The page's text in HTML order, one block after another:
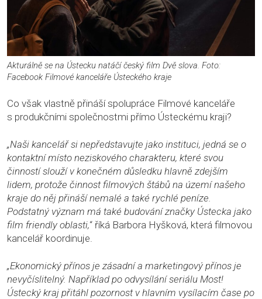
Akturálně se na Ústecku natáčí český film Dvě slova. Foto:
Facebook Filmové kanceláře Ústeckého kraje
Co však vlastně přináší spolupráce Filmové kanceláře
s produkčními společnostmi přímo Ústeckému kraji?
„Naši kancelář si nepředstavujte jako instituci, jedná se o
kontaktní místo neziskového charakteru, které svou
činností slouží v konečném důsledku hlavně zdejším
lidem, protože činnost filmových štábů na území našeho
kraje do něj přináší nemalé a také rychlé peníze.
Podstatný význam má také budování značky Ústecka jako
film friendly oblasti,“ říká Barbora Hyšková, která filmovou
kancelář koordinuje.
„Ekonomický přínos je zásadní a marketingový přínos je
nevyčíslitelný. Například po odvysílání seriálu Most!
Ústecký kraj přitáhl pozornost v hlavním vysílacím čase po